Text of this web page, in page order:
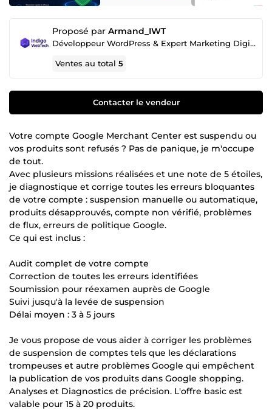
Proposé par Armand_IWT
Développeur WordPress & Expert Marketing Digital (SEO / Google Ads)
Ventes au total5
Contacter le vendeur
Votre compte Google Merchant Center est suspendu ou
vos produits sont refusés ? Pas de panique, je m'occupe
de tout.
Avec plusieurs missions réalisées et une note de 5 étoiles,
je diagnostique et corrige toutes les erreurs bloquantes
de votre compte : suspension manuelle ou automatique,
produits désapprouvés, compte non vérifié, problèmes
de flux, erreurs de politique Google.
Ce qui est inclus :
Audit complet de votre compte
Correction de toutes les erreurs identifiées
Soumission pour réexamen auprès de Google
Suivi jusqu'à la levée de suspension
Délai moyen : 3 à 5 jours
Je vous propose de vous aider à corriger les problèmes
de suspension de comptes tels que les déclarations
trompeuses et autre problèmes Google qui empêchent
la publication de vos produits dans Google shopping.
Analyses et Diagnostics de précision. L'offre basic est
valable pour 15 à 20 produits.